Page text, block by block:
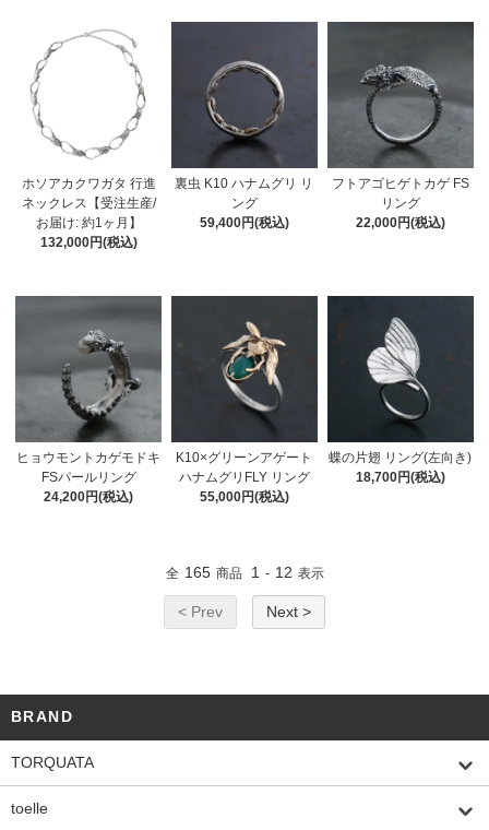
ホソアカクワガタ 行進
ネックレス【受注生産/
お届け: 約1ヶ月】
132,000円(税込)
裏虫 K10 ハナムグリ リ
ング
59,400円(税込)
フトアゴヒゲトカゲ FS
リング
22,000円(税込)
ヒョウモントカゲモドキ
FSパールリング
24,200円(税込)
K10×グリーンアゲート
ハナムグリFLY リング
55,000円(税込)
蝶の片翅 リング(左向き)
18,700円(税込)
全 165 商品 1 - 12 表示
< Prev Next >
BRAND
TORQUATA
toelle